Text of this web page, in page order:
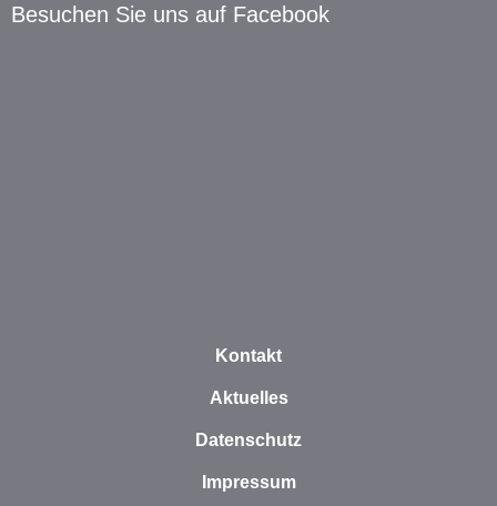
Besuchen Sie uns auf Facebook
Kontakt
Aktuelles
Datenschutz
Impressum